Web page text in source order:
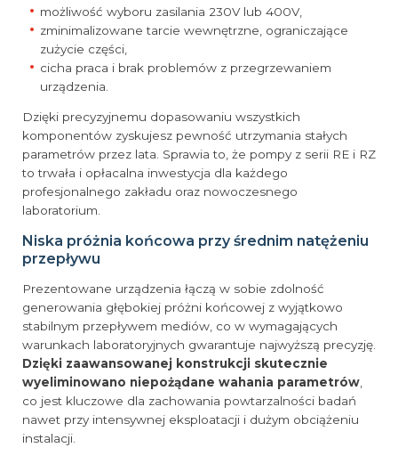
możliwość wyboru zasilania 230V lub 400V,
zminimalizowane tarcie wewnętrzne, ograniczające
zużycie części,
cicha praca i brak problemów z przegrzewaniem
urządzenia.
Dzięki precyzyjnemu dopasowaniu wszystkich
komponentów zyskujesz pewność utrzymania stałych
parametrów przez lata. Sprawia to, że pompy z serii RE i RZ
to trwała i opłacalna inwestycja dla każdego
profesjonalnego zakładu oraz nowoczesnego
laboratorium.
Niska próżnia końcowa przy średnim natężeniu
przepływu
Prezentowane urządzenia łączą w sobie zdolność
generowania głębokiej próżni końcowej z wyjątkowo
stabilnym przepływem mediów, co w wymagających
warunkach laboratoryjnych gwarantuje najwyższą precyzję.
Dzięki zaawansowanej konstrukcji skutecznie
wyeliminowano niepożądane wahania parametrów,
co jest kluczowe dla zachowania powtarzalności badań
nawet przy intensywnej eksploatacji i dużym obciążeniu
instalacji.